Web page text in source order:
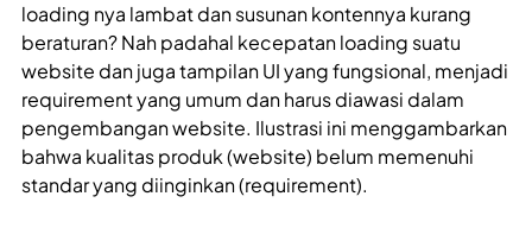
loading nya lambat dan susunan kontennya kurang
beraturan? Nah padahal kecepatan loading suatu
website dan juga tampilan UI yang fungsional, menjadi
requirement yang umum dan harus diawasi dalam
pengembangan website. Ilustrasi ini menggambarkan
bahwa kualitas produk (website) belum memenuhi
standar yang diinginkan (requirement).